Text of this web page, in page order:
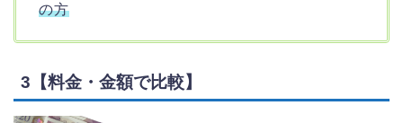
の方
3【料金・金額で比較】